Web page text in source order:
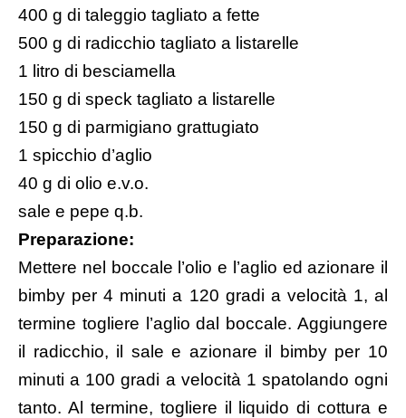
400 g di taleggio tagliato a fette
500 g di radicchio tagliato a listarelle
1 litro di besciamella
150 g di speck tagliato a listarelle
150 g di parmigiano grattugiato
1 spicchio d’aglio
40 g di olio e.v.o.
sale e pepe q.b.
Preparazione:
Mettere nel boccale l’olio e l’aglio ed azionare il
bimby per 4 minuti a 120 gradi a velocità 1, al
termine togliere l’aglio dal boccale. Aggiungere
il radicchio, il sale e azionare il bimby per 10
minuti a 100 gradi a velocità 1 spatolando ogni
tanto. Al termine, togliere il liquido di cottura e